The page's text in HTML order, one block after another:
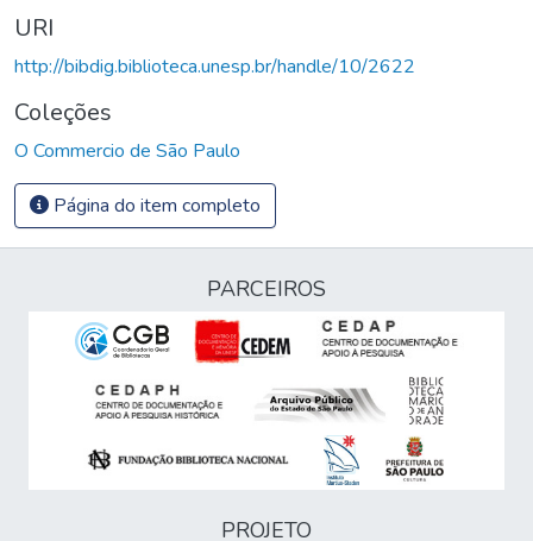
URI
http://bibdig.biblioteca.unesp.br/handle/10/2622
Coleções
O Commercio de São Paulo
Página do item completo
PARCEIROS
PROJETO